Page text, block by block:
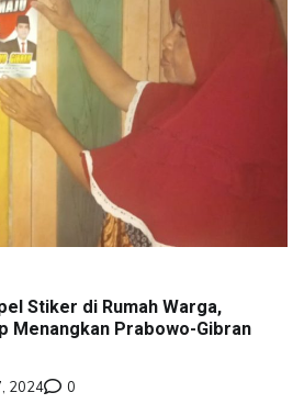
Stiker di Rumah Warga,
Menangkan Prabowo-Gibran
2024 0